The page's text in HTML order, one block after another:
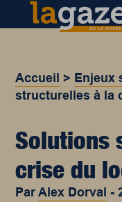
Accueil > Enjeux
structurelles à la
Solutions
crise du
ParAlex Dorval -